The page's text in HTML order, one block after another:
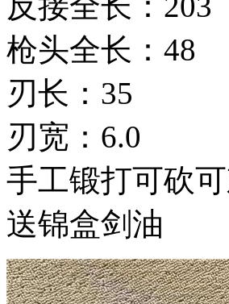
枪头全长：48
刃长：35
刃宽：6.0
手工锻打可砍
送锦盒剑油